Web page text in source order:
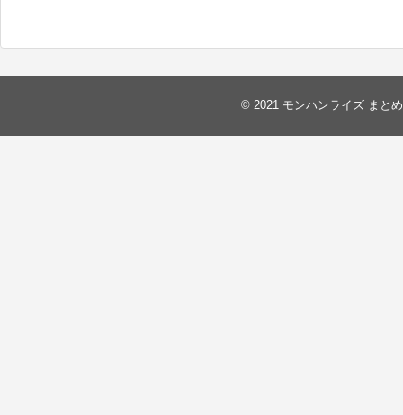
© 2021 モンハンライズ まと